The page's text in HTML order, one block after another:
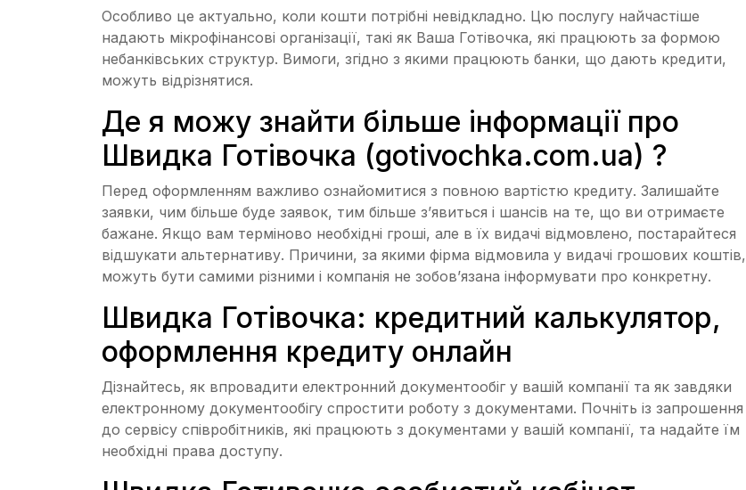
Особливо це актуально, коли кошти потрібні невідкладно. Цю послугу найчастіше
надають мікрофінансові організації, такі як Ваша Готівочка, які працюють за формою
небанківських структур. Вимоги, згідно з якими працюють банки, що дають кредити,
можуть відрізнятися.
Де я можу знайти більше інформації про
Швидка Готівочка (gotivochka.com.ua) ?
Перед оформленням важливо ознайомитися з повною вартістю кредиту. Залишайте
заявки, чим більше буде заявок, тим більше з’явиться і шансів на те, що ви отримаєте
бажане. Якщо вам терміново необхідні гроші, але в їх видачі відмовлено, постарайтеся
відшукати альтернативу. Причини, за якими фірма відмовила у видачі грошових коштів,
можуть бути самими різними і компанія не зобов’язана інформувати про конкретну.
Швидка Готівочка: кредитний калькулятор,
оформлення кредиту онлайн
Дізнайтесь, як впровадити електронний документообіг у вашій компанії та як завдяки
електронному документообігу спростити роботу з документами. Почніть із запрошення
до сервісу співробітників, які працюють з документами у вашій компанії, та надайте їм
необхідні права доступу.